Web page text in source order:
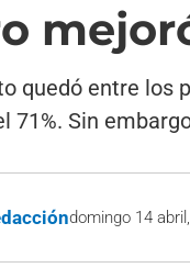
quedó entre los
71%. Sin
domingo 14